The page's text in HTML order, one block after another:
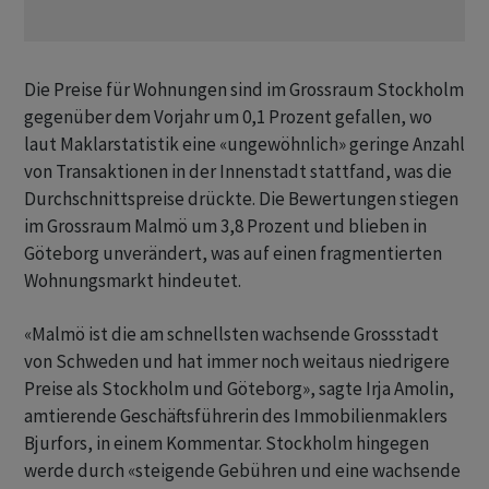
Die Preise für Wohnungen sind im Grossraum Stockholm
gegenüber dem Vorjahr um 0,1 Prozent gefallen, wo
laut Maklarstatistik eine «ungewöhnlich» geringe Anzahl
von Transaktionen in der Innenstadt stattfand, was die
Durchschnittspreise drückte. Die Bewertungen stiegen
im Grossraum Malmö um 3,8 Prozent und blieben in
Göteborg unverändert, was auf einen fragmentierten
Wohnungsmarkt hindeutet.
«Malmö ist die am schnellsten wachsende Grossstadt
von Schweden und hat immer noch weitaus niedrigere
Preise als Stockholm und Göteborg», sagte Irja Amolin,
amtierende Geschäftsführerin des Immobilienmaklers
Bjurfors, in einem Kommentar. Stockholm hingegen
werde durch «steigende Gebühren und eine wachsende